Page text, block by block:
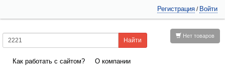
Регистрация / Войти
Нет товаров
Как работать с сайтом?
О компании